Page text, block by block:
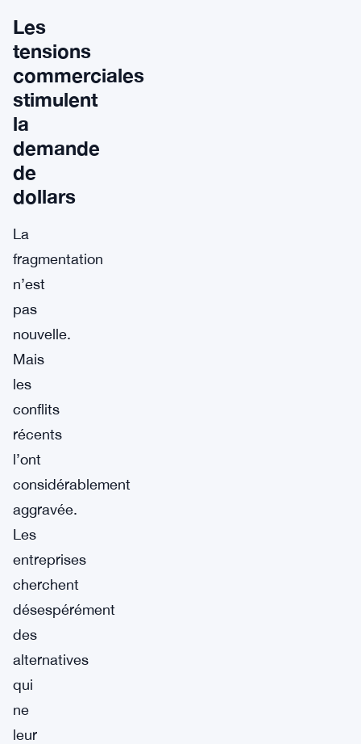
Les
tensions
commerciales
stimulent
la
demande
de
dollars
La
fragmentation
n’est
pas
nouvelle.
Mais
les
conflits
récents
l’ont
considérablement
aggravée.
Les
entreprises
cherchent
désespérément
des
alternatives
qui
ne
leur